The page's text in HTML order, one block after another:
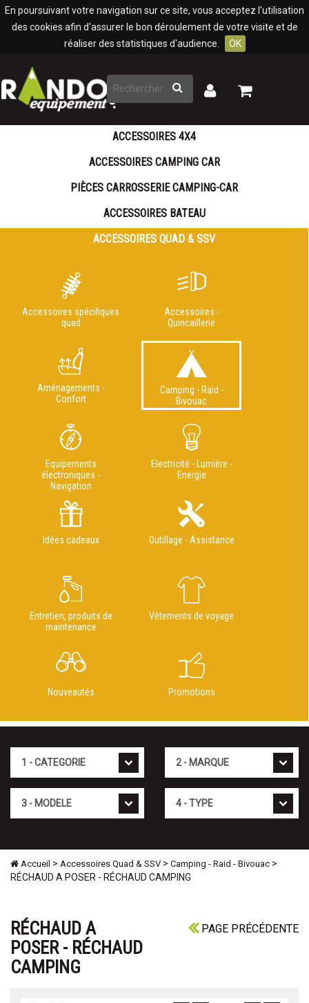
En poursuivant votre navigation sur ce site, vous acceptez l'utilisation
des cookies afin d'assurer le bon déroulement de votre visite et de
réaliser des statistiques d'audience.
OK
Rechercher
Mon
Mon
ACCESSOIRES 4X4
ACCESSOIRES CAMPING CAR
PIÈCES CARROSSERIE CAMPING-CAR
ACCESSOIRES BATEAU
ACCESSOIRES QUAD & SSV
Accessoires spécifiques
quad
Accessoires -
Quincaillerie
Aménagements -
Confort
Camping - Raid -
Bivouac
Equipements
électroniques -
Navigation
Electricité - Lumière -
Energie
Idées cadeaux Outillage - Assistance
Entretien, produits de
maintenance
Vêtements de voyage
Nouveautés Promotions
Accueil > Accessoires Quad & SSV > Camping - Raid - Bivouac >
RÉCHAUD A POSER - RÉCHAUD CAMPING
PAGE PRÉCÉDENTE
RÉCHAUD A
POSER - RÉCHAUD
CAMPING
Panneau de gestion des cookies